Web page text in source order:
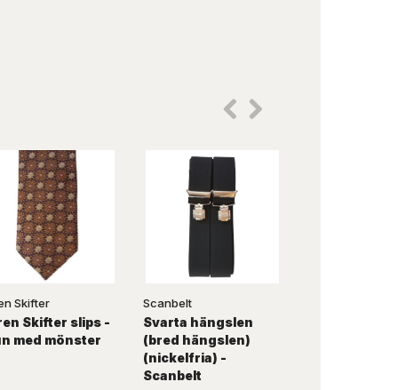
Skifter
Skifter slips -
med mönster
Scanbelt
Svarta hängslen
(bred hängslen)
(nickelfria) -
Scanbelt